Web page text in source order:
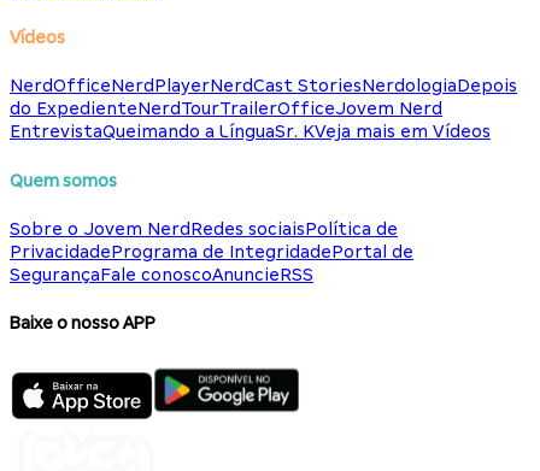
Vídeos
NerdOfficeNerdPlayerNerdCast StoriesNerdologiaDepois
do ExpedienteNerdTourTrailerOfficeJovem Nerd
EntrevistaQueimando a LínguaSr. KVeja mais em Vídeos
Quem somos
Sobre o Jovem NerdRedes sociaisPolítica de
PrivacidadePrograma de IntegridadePortal de
SegurançaFale conoscoAnuncieRSS
Baixe o nosso APP